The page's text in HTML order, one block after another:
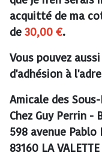
acquitté de ma
de30,00 €.
Vous pouvez
d'adhésion à
Amicale des
Chez Guy Perrin -
598 avenue Pablo
83160 LA